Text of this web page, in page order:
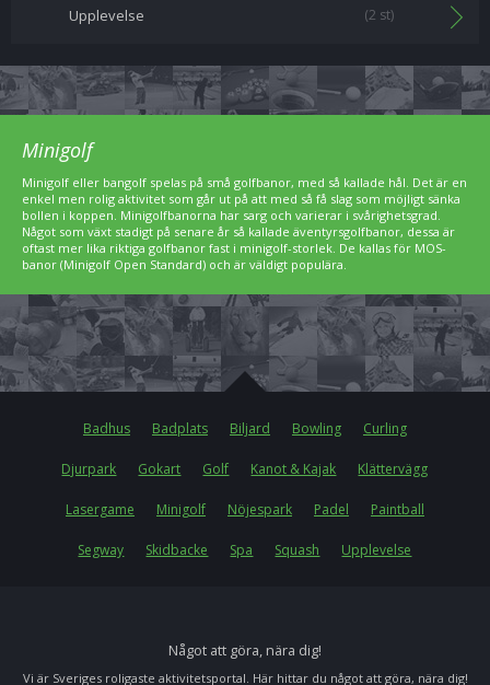
Upplevelse (2 st)
Minigolf
Minigolf eller bangolf spelas på små golfbanor, med så kallade hål. Det är en
enkel men rolig aktivitet som går ut på att med så få slag som möjligt sänka
bollen i koppen. Minigolfbanorna har sarg och varierar i svårighetsgrad.
Något som växt stadigt på senare år så kallade äventyrsgolfbanor, dessa är
oftast mer lika riktiga golfbanor fast i minigolf-storlek. De kallas för MOS-
banor (Minigolf Open Standard) och är väldigt populära.
Badhus Badplats Biljard Bowling Curling
Djurpark Gokart Golf Kanot & Kajak Klättervägg
Lasergame Minigolf Nöjespark Padel Paintball
Segway Skidbacke Spa Squash Upplevelse
Något att göra, nära dig!
Vi är Sveriges roligaste aktivitetsportal. Här hittar du något att göra, nära dig!